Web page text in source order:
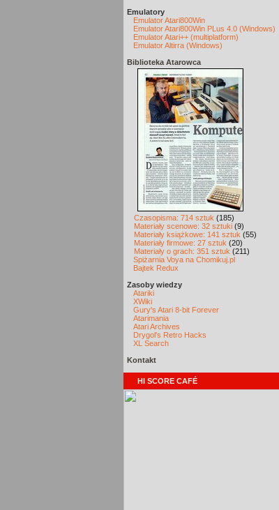
Emulatory
Emulator Atari800Win
Emulator Atari800Win PLus 4.0 (Windows)
Emulator Atari++ (multiplatform)
Emulator Altirra (Windows)
Biblioteka Atarowca
Czasopisma: 714 sztuk (185)
Materiały scenowe: 32 sztuki (9)
Materiały książkowe: 141 sztuk (55)
Materiały firmowe: 27 sztuk (20)
Materiały o grach: 351 sztuk (211)
Spiżarnia Voya na Chomikuj.pl
Bajtek Redux
Zasoby wiedzy
Atariki
XWiki
Gury's Atari 8-bit Forever
Atarimania
Atari Archives
Drygol's Retro Hacks
XL Search
Kontakt
HI SCORE CAFÉ